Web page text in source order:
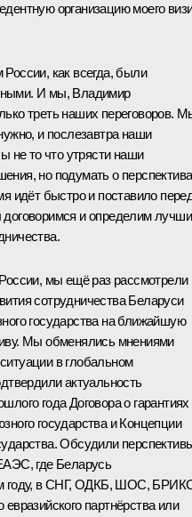
организацию моего
как всегда, были
И мы, Владимир
треть наших переговоров.
и послезавтра наши
не то что утрясти наши
но подумать о
идёт быстро и поставило
и определим
мы ещё раз рассмотрели
сотрудничества Беларуси
государства на ближайшую
Мы обменялись мнениями
в глобальном
актуальность
года Договора о гарантиях
государства и Концепции
Обсудили
где Беларусь
году, в СНГ, ОДКБ, ШОС,
партнёрства или